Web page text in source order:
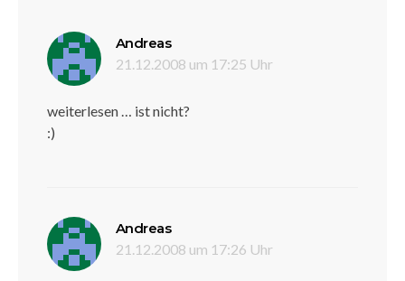
Andreassagt:
21.12.2008 um 17:25 Uhr
weiterlesen … ist nicht?
:)
Andreassagt:
21.12.2008 um 17:26 Uhr